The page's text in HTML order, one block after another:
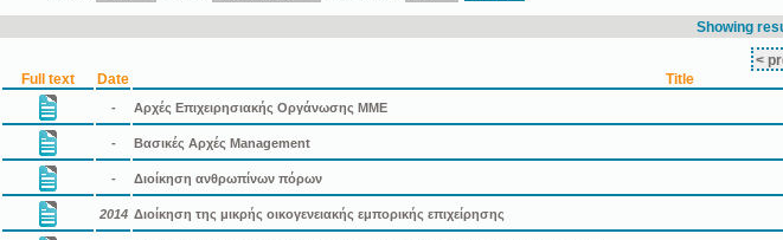
Showing
<
Full text
Date Title
- Αρχές Επιχειρησιακής Οργάνωσης ΜΜΕ
- Βασικές Αρχές Management
- Διοίκηση ανθρωπίνων πόρων
2014 Διοίκηση της μικρής οικογενειακής εμπορικής επιχείρησης